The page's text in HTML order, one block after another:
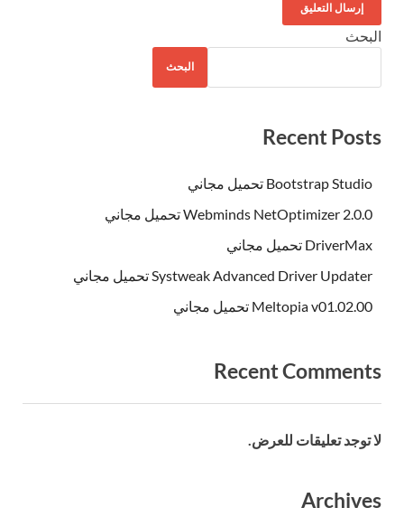
البحث
البحث
Recent Posts
Bootstrap Studio تحميل مجاني
Webminds NetOptimizer 2.0.0 تحميل مجاني
DriverMax تحميل مجاني
Systweak Advanced Driver Updater تحميل مجاني
Meltopia v01.02.00 تحميل مجاني
Recent Comments
لا توجد تعليقات للعرض.
Archives